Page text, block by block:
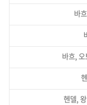
바
바흐,
헨델,